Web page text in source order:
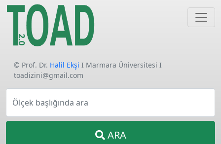
© Prof. Dr. Halil Ekşi I Marmara Üniversitesi I
toadizini@gmail.com
Ölçek başlığında ara
ARA